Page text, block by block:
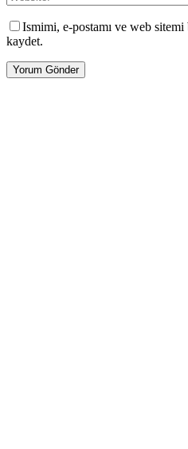
Ismimi, e-postamı ve web sitemi
kaydet.